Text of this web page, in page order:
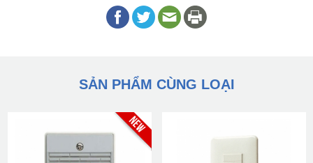
SẢN PHẨM CÙNG LOẠI